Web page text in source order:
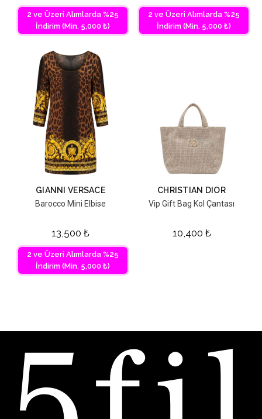
2 ve Üzeri Alımlarda %25
İndirim (Min. 5,000 ₺)
2 ve Üzeri Alımlarda %25
İndirim (Min. 5,000 ₺)
GIANNI VERSACE
Barocco Mini Elbise
13,500 ₺
2 ve Üzeri Alımlarda %25
İndirim (Min. 5,000 ₺)
CHRISTIAN DIOR
Vip Gift Bag Kol Çantası
10,400 ₺